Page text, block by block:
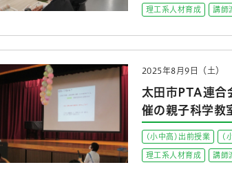
理工系人材育成 講師
2025年8月9日（土）
太田市PTA連合
催の親子科学教
(小中高)出前授業 (
理工系人材育成 講師